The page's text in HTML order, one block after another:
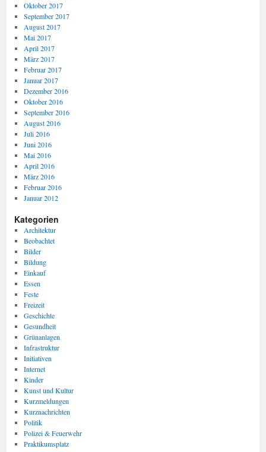
Oktober 2017
September 2017
August 2017
Mai 2017
April 2017
März 2017
Februar 2017
Januar 2017
Dezember 2016
Oktober 2016
September 2016
August 2016
Juli 2016
Juni 2016
Mai 2016
April 2016
März 2016
Februar 2016
Januar 2012
Kategorien
Architektur
Beobachtet
Bilder
Bildung
Einkauf
Essen
Feste
Freizeit
Geschichte
Gesundheit
Grünanlagen
Infrastruktur
Initiativen
Internet
Kinder
Kunst und Kultur
Kurzmeldungen
Kurznachrichten
Politik
Polizei & Feuerwehr
Praktikumsplatz